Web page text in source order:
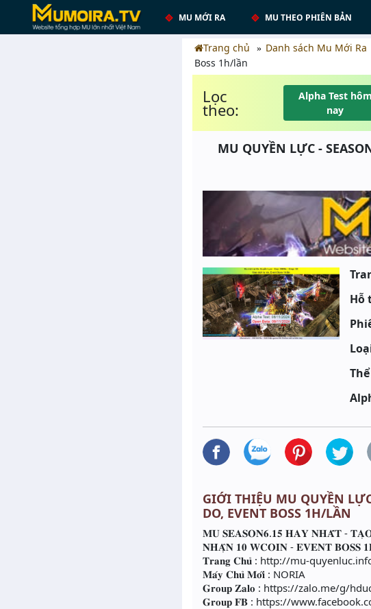
MU MỚI RA MU THEO PHIÊN BẢN
Trang chủ Danh sách Mu Mới Ra
Boss 1h/lần
Lọc
theo:
Alpha Test hôm
nay
MU QUYỀN LỰC -
Hỗ
GIỚI THIỆU MU QUYỀN
DO, EVENT BOSS 1H/LẦN
𝐌𝐔 𝐒𝐄𝐀𝐒𝐎𝐍𝟔.𝟏𝟓 𝐇𝐀𝐘 𝐍𝐇𝐀̂́𝐓 -
𝐍𝐇𝐀̣̂𝐍 𝟏𝟎 𝐖𝐂𝐎𝐈𝐍 - 𝐄𝐕𝐄𝐍𝐓 𝐁𝐎𝐒𝐒
𝐓𝐫𝐚𝐧𝐠 𝐂𝐡𝐮̉ : http://mu-
𝐌𝐚́𝐲 𝐂𝐡𝐮̉ 𝐌𝐨̛́𝐢 : NORIA
𝐆𝐫𝐨𝐮𝐩 𝐙𝐚𝐥𝐨 : https://zalo.me/g/
𝐆𝐫𝐨𝐮𝐩 𝐅𝐁 : https://